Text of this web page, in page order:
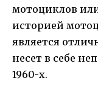
мотоциклов
историей
является
несет в себе
1960-х.